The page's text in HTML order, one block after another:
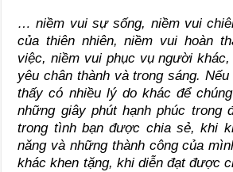
… niềm vui sựsống, niềm vui
của thiên nhiên, niềm vui hoàn
việc, niềm vui phục vụ người
yêu chân thành và trong sáng.
thấy có nhiều lý do khác để
những giây phút hạnh phúc trong
trong tình bạn được chia sẻ, khi
năng và những thành công của
khác khen tặng, khi diễn đạt được